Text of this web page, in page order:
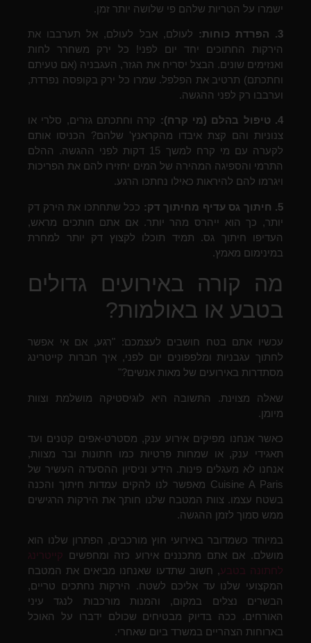
ישמרו על הטריות שלהם פי שלושה יותר זמן.
3. הפרדת כוחות:
לעולם, אבל לעולם, אל תערבבו את
הירקות החתוכים יחד יום לפני! כל ירק משחרר לחות
ואנזימים שונים. הבצל יסריח את הגזר, העגבניה (אם טעיתם
וחתכתם) תרטיב את הפלפל. שמרו כל ירק בקופסה נפרדת,
וערבבו רק לפני ההגשה.
4. טיפול בהלם (מי קרח):
קרה וחתכתם גזרים, סלרי או
צנוניות והם קצת איבדו מהקראנץ' שלהם? הכניסו אותם
לקערה עם מי קרח למשך 15 דקות לפני ההגשה. ההלם
התרמי והספיגה המהירה של המים יחזירו להם את הפריכות
ויגרמו להם להיראות כאילו נחתכו הרגע.
5. חיתוך גס עדיף מחיתוך דק:
ככל שתחתכו את הירק דק
יותר, כך הוא ייהרס מהר יותר. אם אתם חותכים מראש,
העדיפו חיתוך גס. תמיד תוכלו לקצוץ דק יותר למחרת
במינימום מאמץ.
מה קורה באירועים גדולים
בטבע או באולמות?
עכשיו אתם בטח חושבים לעצמכם: "רגע, אם אי אפשר
לחתוך עגבניות ומלפפונים יום לפני, איך חברות קייטרינג
מסתדרות באירועים של מאות אנשים?"
שאלה מצוינת. התשובה היא לוגיסטיקה מושלמת וצוות
מיומן.
כאשר אנחנו מפיקים אירוע ענק, מסטרט-אפים קטנים ועד
תאגידי ענק, או שמחות פרטיות כמו חתונות ובר מצוות,
אנחנו לא מעגלים פינות. הידע וניסיון ההסעדה העשיר של
Cuisine A Paris מאפשר לנו להקים עמדות חיתוך והכנה
בשטח עצמו. צוות המטבח שלנו חותך את הירקות הרגישים
ממש סמוך לזמן ההגשה.
במיוחד כשמדובר באירועי חוץ מורכבים, הפתרון שלנו הוא
מושלם. אם אתם מתכננים אירוע כזה ומחפשים קייטרינג
לחתונה בטבע, חשוב שתדעו שאנחנו מביאים את המטבח
המקצועי שלנו עד אליכם לשטח. הירקות נחתכים טריים,
הבשרים נצלים במקום, והמנות מורכבות לנגד עיני
האורחים. ככה בדיוק מבטיחים שכולם ידברו על האוכל
בארוחות הצהריים במשרד ביום שאחרי.